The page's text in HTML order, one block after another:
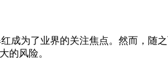
为了业界的关注焦点。然而，随
的风险。